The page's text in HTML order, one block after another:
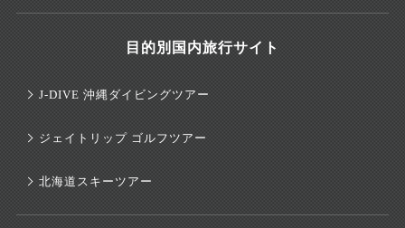
目的別国内旅行サイト
J-DIVE 沖縄ダイビングツアー
ジェイトリップ ゴルフツアー
北海道スキーツアー